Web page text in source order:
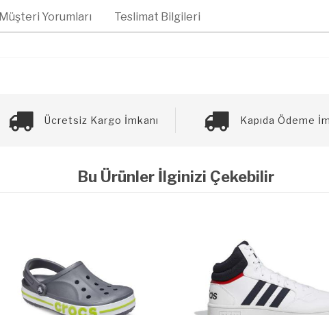
Müşteri Yorumları Teslimat Bilgileri
Ücretsiz Kargo İmkanı Kapıda Ödeme
Bu Ürünler İlginizi Çekebilir